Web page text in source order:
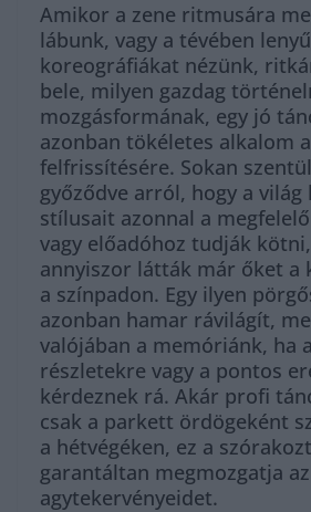
Amikor a zene ritmusára
lábunk, vagy a tévében
koreográfiákat nézünk,
bele, milyen gazdag
mozgásformának, egy jó
azonban tökéletes alkalom
felfrissítésére. Sokan
győződve arról, hogy a
stílusait azonnal a
vagy előadóhoz tudják
annyiszor látták már őket a
a színpadon. Egy ilyen
azonban hamar rávilágít,
valójában a memóriánk, ha
részletekre vagy a pontos
kérdeznek rá. Akár profi
csak a parkett ördögeként
a hétvégéken, ez a
garantáltan megmozgatja az
agytekervényeidet.